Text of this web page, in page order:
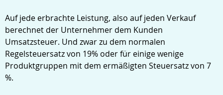
Auf jede erbrachte Leistung, also auf jeden Verkauf
berechnet der Unternehmer dem Kunden
Umsatzsteuer. Und zwar zu dem normalen
Regelsteuersatz von 19% oder für einige wenige
Produktgruppen mit dem ermäßigten Steuersatz von 7
%.